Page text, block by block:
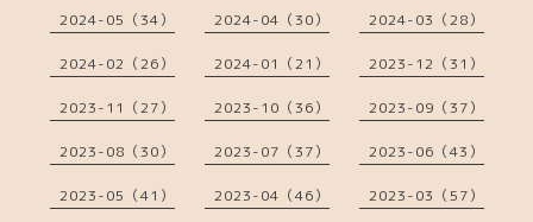
2024-05（34） 2024-04（30） 2024-03（28）
2024-02（26） 2024-01（21） 2023-12（31）
2023-11（27） 2023-10（36） 2023-09（37）
2023-08（30） 2023-07（37） 2023-06（43）
2023-05（41） 2023-04（46） 2023-03（57）